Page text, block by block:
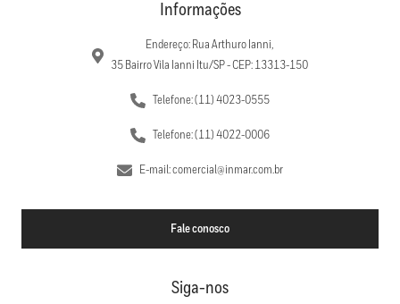
Informações
Endereço: Rua Arthuro Ianni,
35 Bairro Vila Ianni Itu/SP - CEP: 13313-150
Telefone: (11) 4023-0555
Telefone: (11) 4022-0006
E-mail: comercial@inmar.com.br
Fale conosco
Siga-nos